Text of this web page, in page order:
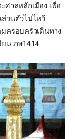
ศาลหลักเมือง เพื่อ
ส่วนตัวไปไหว้
ครอบครัวเดินทาง
ยน ภษ1414